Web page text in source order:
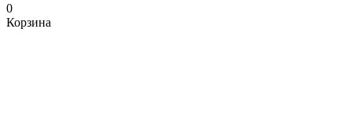
0
Корзина